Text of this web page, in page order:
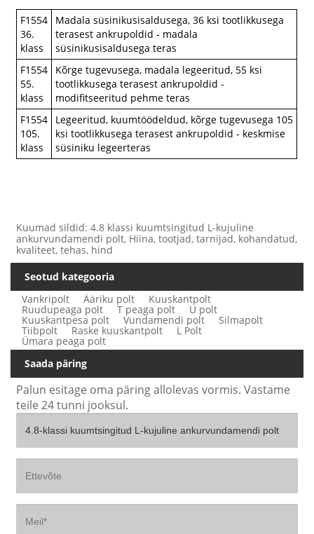
F1554
36.
klass
Madala süsinikusisaldusega, 36 ksi tootlikkusega
terasest ankrupoldid - madala
süsinikusisaldusega teras
F1554
55.
klass
Kõrge tugevusega, madala legeeritud, 55 ksi
tootlikkusega terasest ankrupoldid -
modifitseeritud pehme teras
F1554
105.
klass
Legeeritud, kuumtöödeldud, kõrge tugevusega 105
ksi tootlikkusega terasest ankrupoldid - keskmise
süsiniku legeerteras
Kuumad sildid: 4.8 klassi kuumtsingitud L-kujuline
ankurvundamendi polt, Hiina, tootjad, tarnijad, kohandatud,
kvaliteet, tehas, hind
Seotud kategooria
Vankripolt
Ääriku polt Kuuskantpolt
Ruudupeaga polt T peaga polt U polt
Kuuskantpesa polt Vundamendi polt Silmapolt
Tiibpolt Raske kuuskantpolt L Polt
Ümara peaga polt
Saada päring
Palun esitage oma päring allolevas vormis. Vastame
teile 24 tunni jooksul.